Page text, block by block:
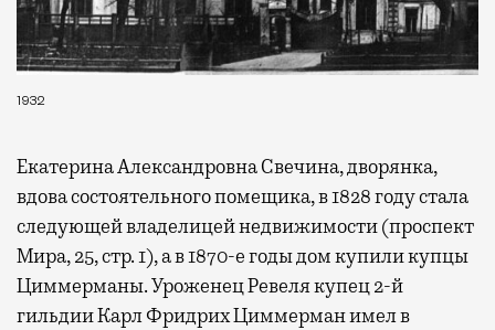
1932
Екатерина Александровна Свечина, дворянка,
вдова состоятельного помещика, в 1828 году стала
следующей владелицей недвижимости (проспект
Мира, 25, стр. 1), а в 1870-е годы дом купили купцы
Циммерманы. Уроженец Ревеля купец 2-й
гильдии Карл Фридрих Циммерман имел в